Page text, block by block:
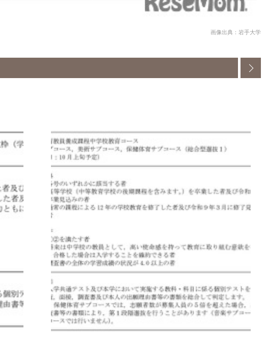
画像出典：岩手大学